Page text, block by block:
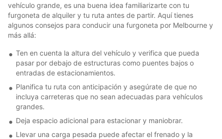
vehículo grande, es una buena idea familiarizarte con tu
furgoneta de alquiler y tu ruta antes de partir. Aquí tienes
algunos consejos para conducir una furgoneta por Melbourne y
más allá:
Ten en cuenta la altura del vehículo y verifica que pueda
pasar por debajo de estructuras como puentes bajos o
entradas de estacionamientos.
Planifica tu ruta con anticipación y asegúrate de que no
incluya carreteras que no sean adecuadas para vehículos
grandes.
Deja espacio adicional para estacionar y maniobrar.
Llevar una carga pesada puede afectar el frenado y la